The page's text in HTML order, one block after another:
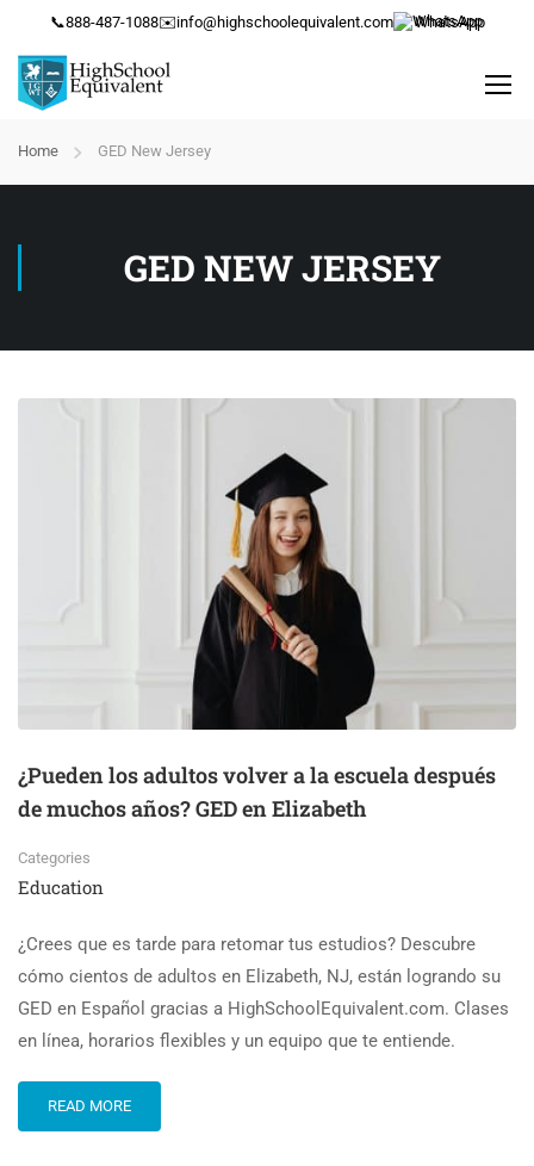
📞888-487-1088✉️info@highschoolequivalent.com WhatsApp
Home GED New Jersey
GED NEW JERSEY
¿Pueden los adultos volver a la escuela después
de muchos años? GED en Elizabeth
Categories
Education
¿Crees que es tarde para retomar tus estudios? Descubre
cómo cientos de adultos en Elizabeth, NJ, están logrando su
GED en Español gracias a HighSchoolEquivalent.com. Clases
en línea, horarios flexibles y un equipo que te entiende.
READ MORE